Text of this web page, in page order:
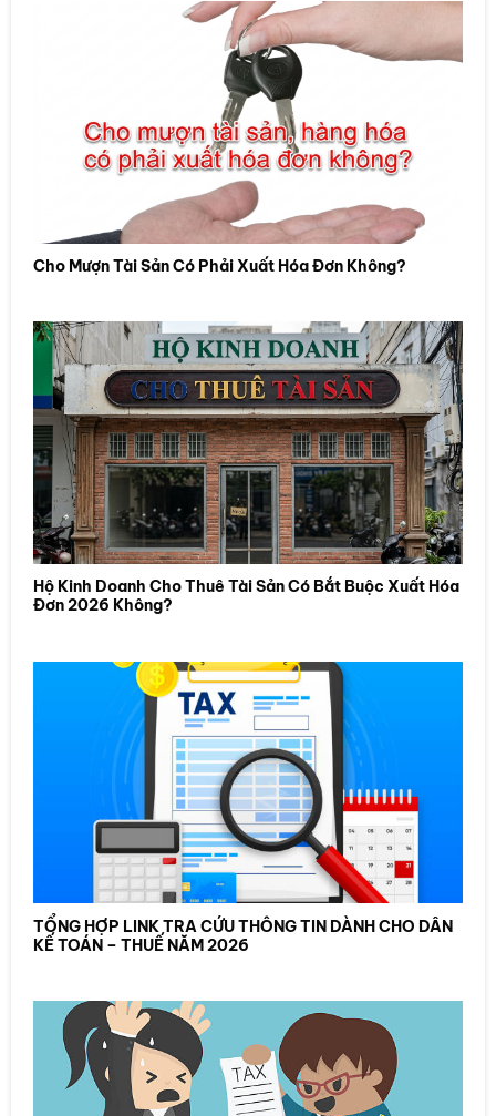
Cho Mượn Tài Sản Có Phải Xuất Hóa Đơn Không?
Hộ Kinh Doanh Cho Thuê Tài Sản Có Bắt Buộc Xuất Hóa
Đơn 2026 Không?
TỔNG HỢP LINK TRA CỨU THÔNG TIN DÀNH CHO DÂN
KẾ TOÁN – THUẾ NĂM 2026